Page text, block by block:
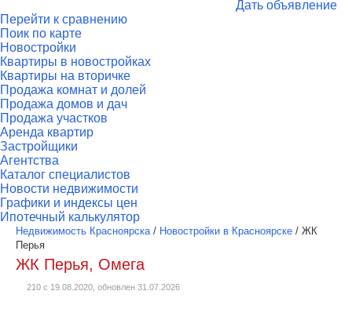
Дать объявление
Перейти к сравнению
Поик по карте
Новостройки
Квартиры в новостройках
Квартиры на вторичке
Продажа комнат и долей
Продажа домов и дач
Продажа участков
Аренда квартир
Застройщики
Агентства
Каталог специалистов
Новости недвижимости
Графики и индексы цен
Ипотечный калькулятор
Недвижимость Красноярска/ Новостройки в Красноярске / ЖК
Перья
ЖК Перья, Омега
210 с 19.08.2020, обновлен 31.07.2026